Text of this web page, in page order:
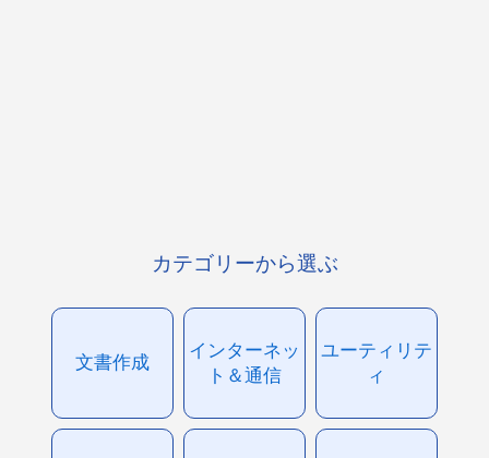
カテゴリーから選ぶ
文書作成
インターネッ
ト＆通信
ユーティリテ
ィ